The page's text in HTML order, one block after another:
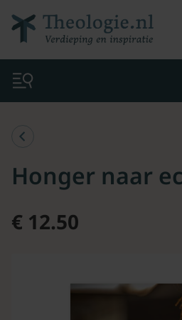
Honger naar
€ 12.50